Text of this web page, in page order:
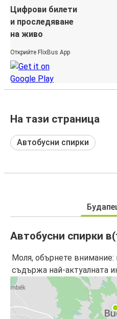
Цифрови билети
и проследяване
на живо
Открийте FlixBus App
На тази страница
Автобусни спирки
Автобусни спирки
Моля, обърнете
съдържа най-актуалната